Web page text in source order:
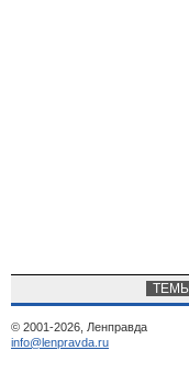
© 2001-2026, Ленправда
info@lenpravda.ru